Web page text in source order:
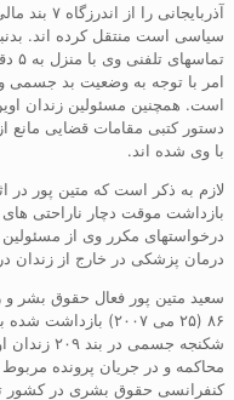
امر با توجه به وضعیت بد جسمی
دستور کتبی مقامات قضایی
با وی شده اند.
لازم به ذکر است که متین پور
بازداشت موقت دچار ناراحتی
درخواستهای مکرر وی از
درمان پزشکی در خارج از
محاکمه و در جریان پرونده
کنفرانسی حقوق بشری در